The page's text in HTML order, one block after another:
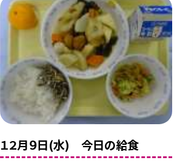
１２月９日(水) 今日の給食